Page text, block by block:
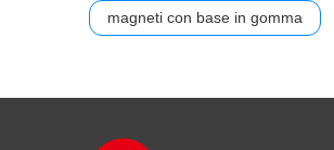
magneti con base in gomma